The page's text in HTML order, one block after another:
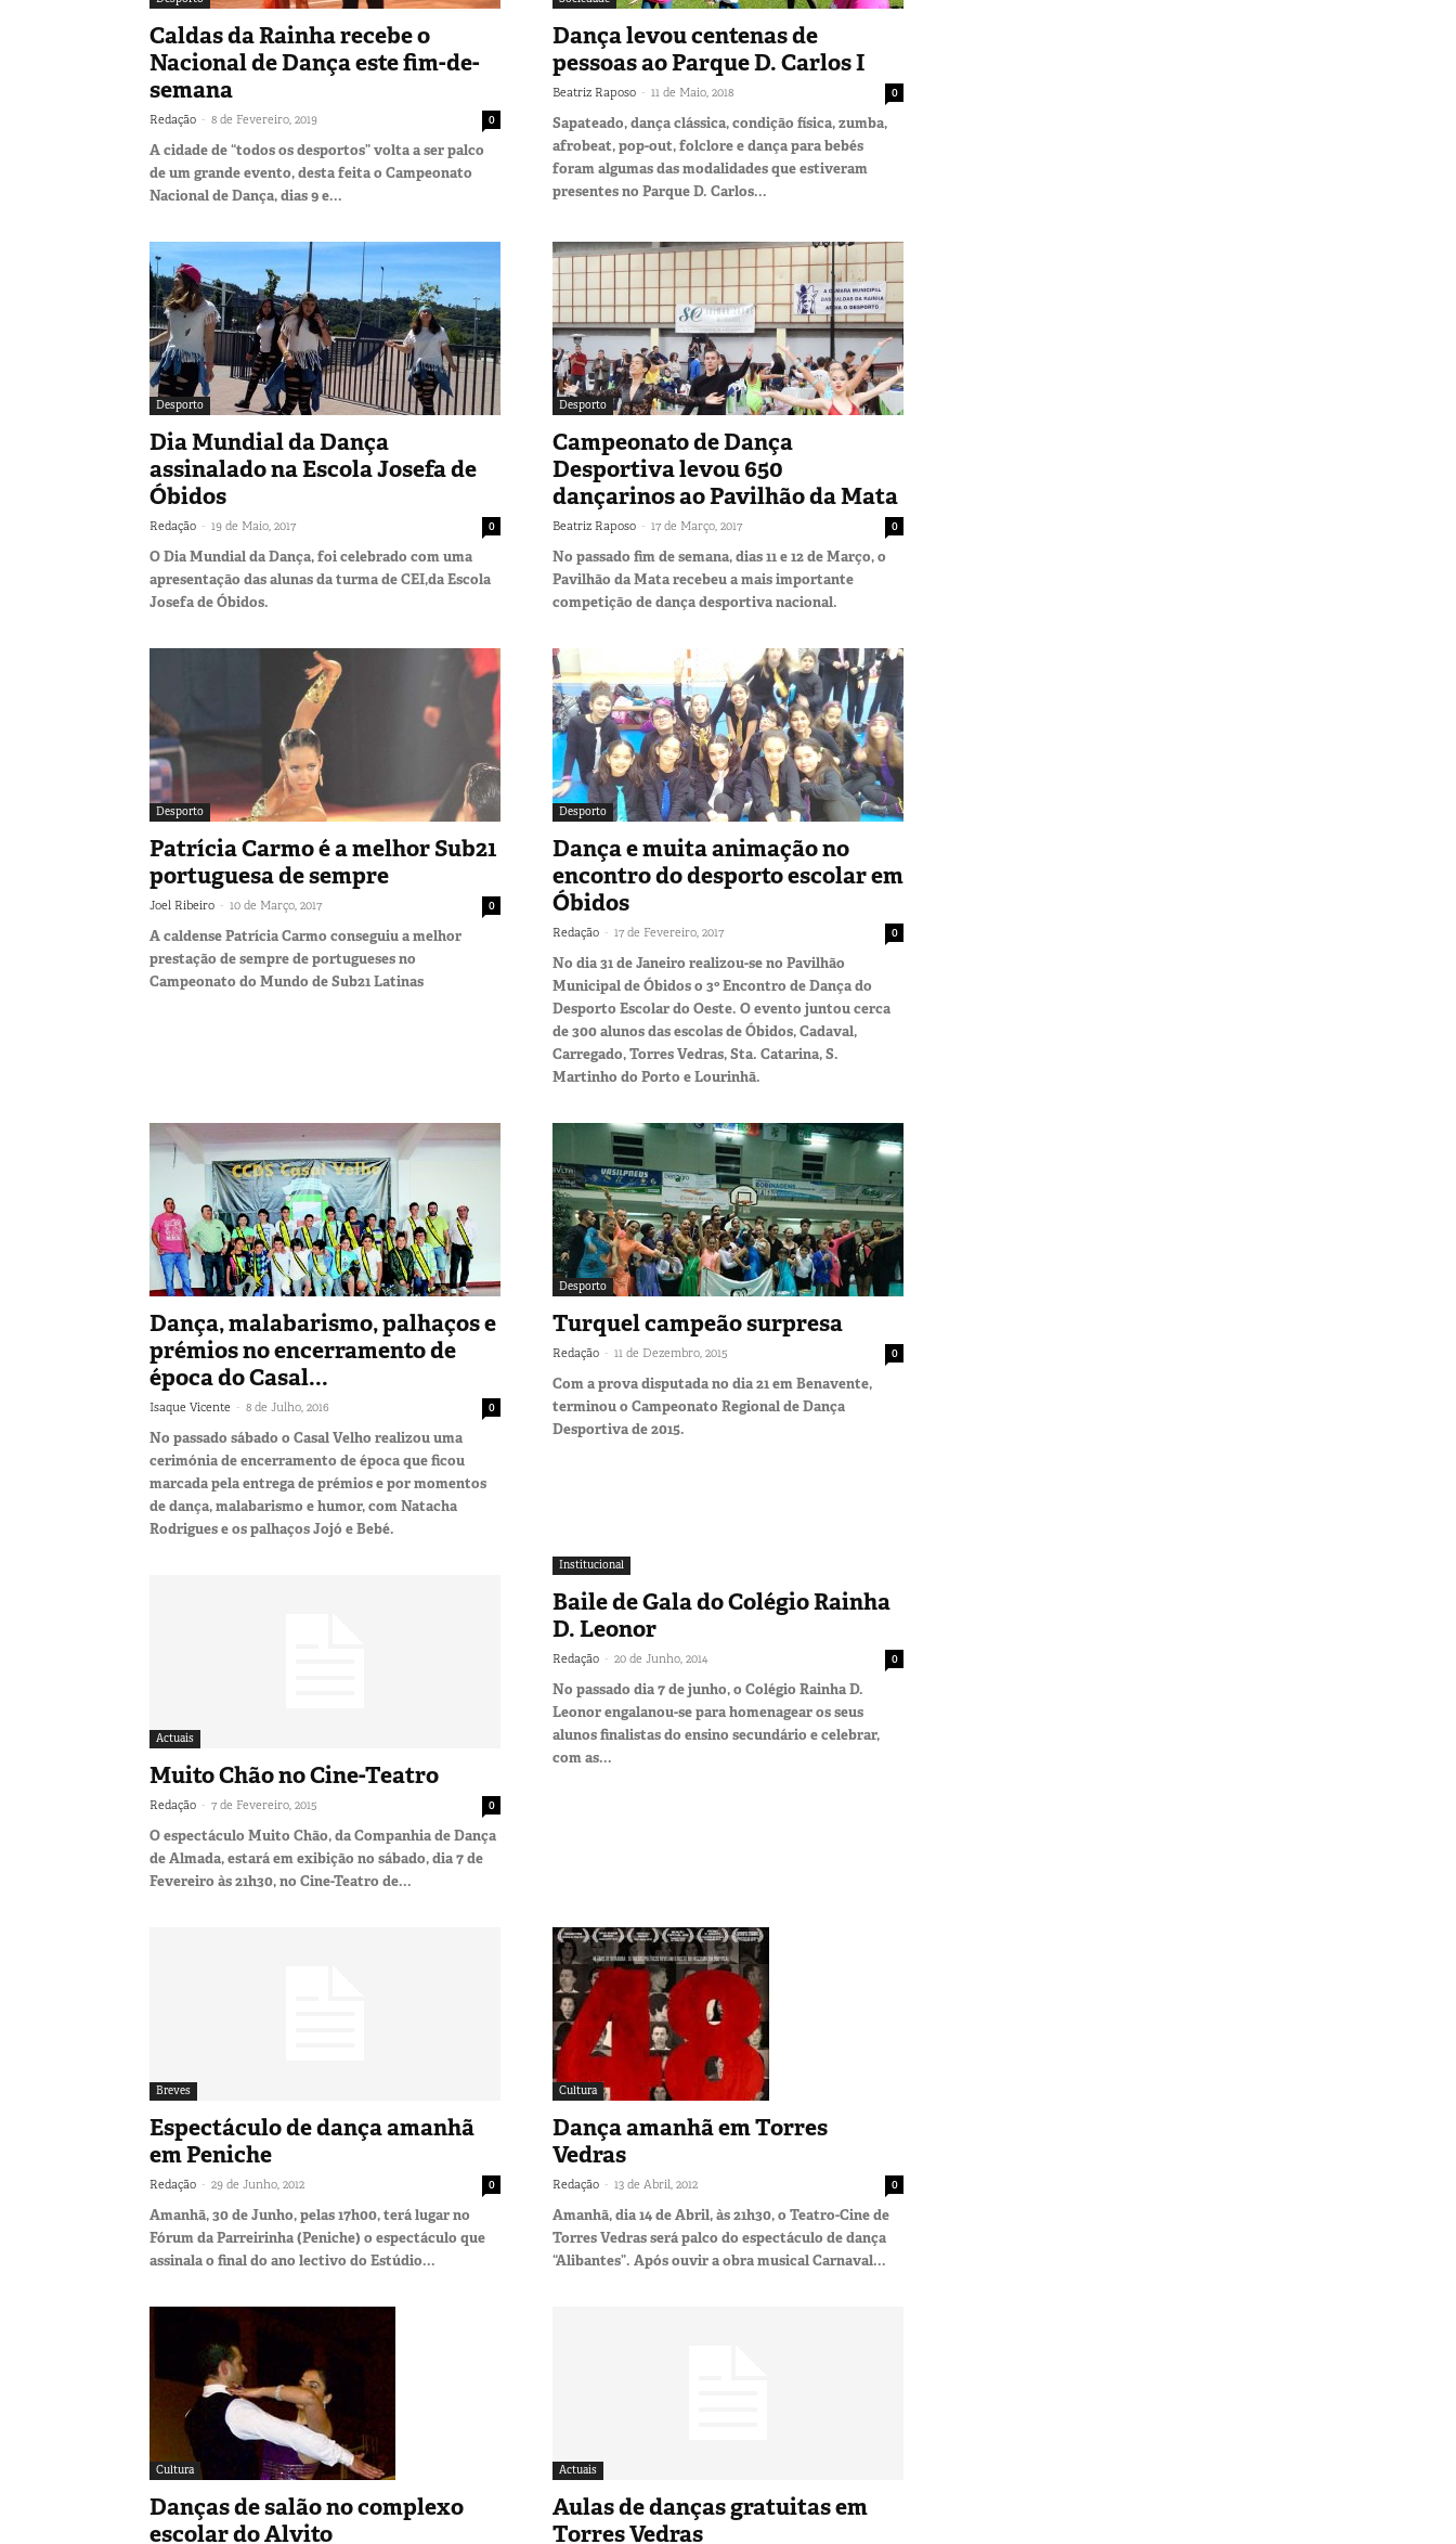
Caldas da Rainha recebe o
Nacional de Dança este fim-de-
semana
Redação - 8 de Fevereiro, 2019 0
A cidade de “todos os desportos” volta a ser palco
de um grande evento, desta feita o Campeonato
Nacional de Dança, dias 9 e...
Dança levou centenas de
pessoas ao Parque D. Carlos I
Beatriz Raposo - 11 de Maio, 2018 0
Sapateado, dança clássica, condição física, zumba,
afrobeat, pop-out, folclore e dança para bebés
foram algumas das modalidades que estiveram
presentes no Parque D. Carlos...
Desporto
Dia Mundial da Dança
assinalado na Escola Josefa de
Óbidos
Redação - 19 de Maio, 2017 0
O Dia Mundial da Dança, foi celebrado com uma
apresentação das alunas da turma de CEI,da Escola
Josefa de Óbidos.
Desporto
Campeonato de Dança
Desportiva levou 650
dançarinos ao Pavilhão da Mata
Beatriz Raposo - 17 de Março, 2017 0
No passado fim de semana, dias 11 e 12 de Março, o
Pavilhão da Mata recebeu a mais importante
competição de dança desportiva nacional.
Desporto
Patrícia Carmo é a melhor Sub21
portuguesa de sempre
Joel Ribeiro - 10 de Março, 2017 0
A caldense Patrícia Carmo conseguiu a melhor
prestação de sempre de portugueses no
Campeonato do Mundo de Sub21 Latinas
Desporto
Dança e muita animação no
encontro do desporto escolar em
Óbidos
Redação - 17 de Fevereiro, 2017 0
No dia 31 de Janeiro realizou-se no Pavilhão
Municipal de Óbidos o 3º Encontro de Dança do
Desporto Escolar do Oeste. O evento juntou cerca
de 300 alunos das escolas de Óbidos, Cadaval,
Carregado, Torres Vedras, Sta. Catarina, S.
Martinho do Porto e Lourinhã.
Dança, malabarismo, palhaços e
prémios no encerramento de
época do Casal...
Isaque Vicente - 8 de Julho, 2016 0
No passado sábado o Casal Velho realizou uma
cerimónia de encerramento de época que ficou
marcada pela entrega de prémios e por momentos
de dança, malabarismo e humor, com Natacha
Rodrigues e os palhaços Jojó e Bebé.
Desporto
Turquel campeão surpresa
Redação - 11 de Dezembro, 2015 0
Com a prova disputada no dia 21 em Benavente,
terminou o Campeonato Regional de Dança
Desportiva de 2015.
Actuais
Muito Chão no Cine-Teatro
Redação - 7 de Fevereiro, 2015 0
O espectáculo Muito Chão, da Companhia de Dança
de Almada, estará em exibição no sábado, dia 7 de
Fevereiro às 21h30, no Cine-Teatro de...
Institucional
Baile de Gala do Colégio Rainha
D. Leonor
Redação - 20 de Junho, 2014 0
No passado dia 7 de junho, o Colégio Rainha D.
Leonor engalanou-se para homenagear os seus
alunos finalistas do ensino secundário e celebrar,
com as...
Breves
Espectáculo de dança amanhã
em Peniche
Redação - 29 de Junho, 2012 0
Amanhã, 30 de Junho, pelas 17h00, terá lugar no
Fórum da Parreirinha (Peniche) o espectáculo que
assinala o final do ano lectivo do Estúdio...
Cultura
Dança amanhã em Torres
Vedras
Redação - 13 de Abril, 2012 0
Amanhã, dia 14 de Abril, às 21h30, o Teatro-Cine de
Torres Vedras será palco do espectáculo de dança
“Alibantes”. Após ouvir a obra musical Carnaval...
Cultura
Danças de salão no complexo
escolar do Alvito
Actuais
Aulas de danças gratuitas em
Torres Vedras